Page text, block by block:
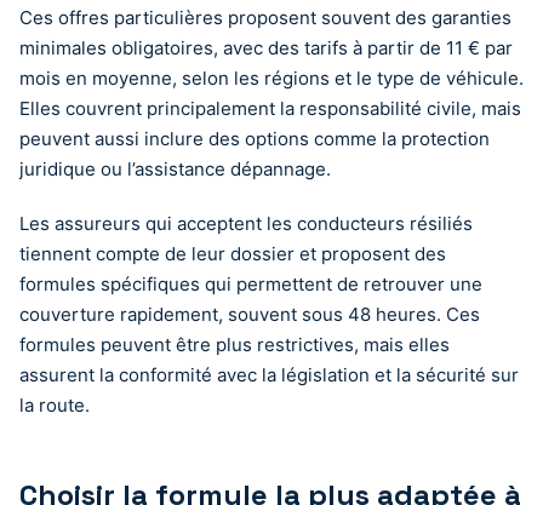
Ces offres particulières proposent souvent des garanties
minimales obligatoires, avec des tarifs à partir de 11 € par
mois en moyenne, selon les régions et le type de véhicule.
Elles couvrent principalement la responsabilité civile, mais
peuvent aussi inclure des options comme la protection
juridique ou l’assistance dépannage.
Les assureurs qui acceptent les conducteurs résiliés
tiennent compte de leur dossier et proposent des
formules spécifiques qui permettent de retrouver une
couverture rapidement, souvent sous 48 heures. Ces
formules peuvent être plus restrictives, mais elles
assurent la conformité avec la législation et la sécurité sur
la route.
Choisir la formule la plus adaptée à